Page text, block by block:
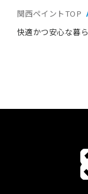
関西ペイントTOP
快適かつ安心な暮